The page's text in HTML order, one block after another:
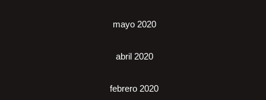
mayo 2020
abril 2020
febrero 2020